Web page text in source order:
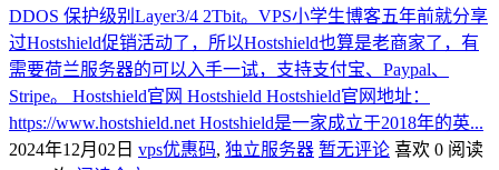
DDOS 保护级别Layer3/4 2Tbit。VPS小学生博客五年前就分享
过Hostshield促销活动了，所以Hostshield也算是老商家了，有
需要荷兰服务器的可以入手一试，支持支付宝、Paypal、
Stripe。 Hostshield官网 Hostshield Hostshield官网地址：
https://www.hostshield.net Hostshield是一家成立于2018年的英...
2024年12月02日 vps优惠码, 独立服务器 暂无评论 喜欢 0 阅读